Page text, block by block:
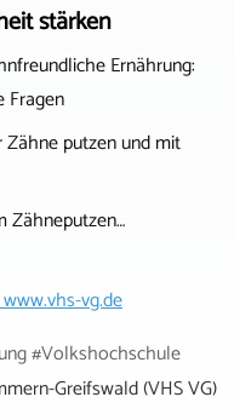
stärken
Ernährung:
Fragen
putzen und mit
www.vhs-vg.de
#Volkshochschule
Greifswald (VHS VG)